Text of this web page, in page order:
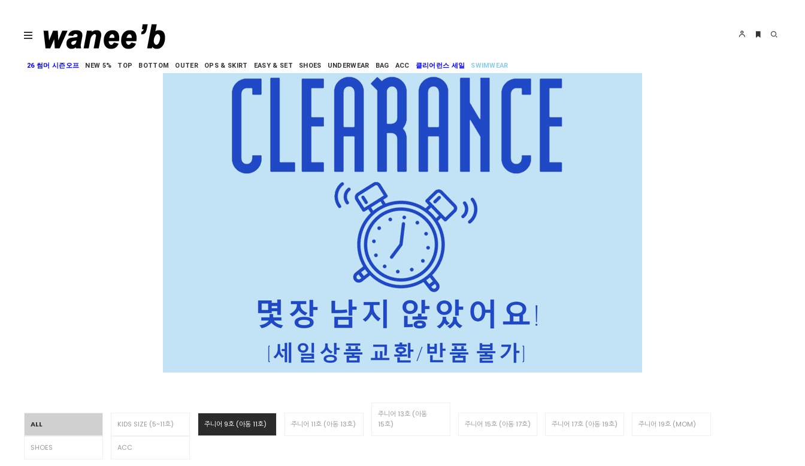
26 썸머 시즌오프 NEW 5% TOP BOTTOM OUTER OPS & SKIRT EASY & SET SHOES UNDERWEAR BAG ACC 클리어런스 세일 SWIMWEAR
ALL KIDS SIZE (5~11호) 주니어 9호 (아동 11호) 주니어 11호 (아동 13호)
주니어 13호 (아동
15호)
주니어 15호 (아동 17호) 주니어 17호 (아동 19호) 주니어 19호 (MOM)
SHOES ACC